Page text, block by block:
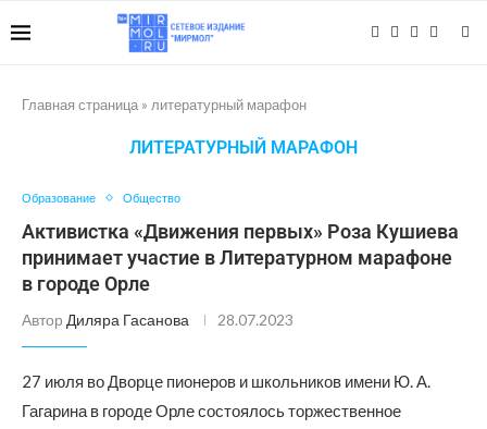
Главная страница » литературный марафон
ЛИТЕРАТУРНЫЙ МАРАФОН
Образование Общество
Активистка «Движения первых» Роза Кушиева
принимает участие в Литературном марафоне
в городе Орле
Автор Диляра Гасанова 28.07.2023
27 июля во Дворце пионеров и школьников имени Ю. А.
Гагарина в городе Орле состоялось торжественное